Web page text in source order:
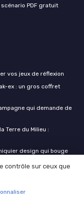
PDF gratuit
vos jeux de réflexion
ex : un gros coffret
qui demande de
Terre du Milieu :
design qui bouge
contrôle sur ceux que